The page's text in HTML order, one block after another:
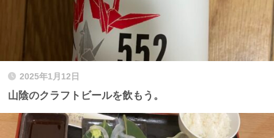
2025年1月12日
山陰のクラフトビールを飲もう。